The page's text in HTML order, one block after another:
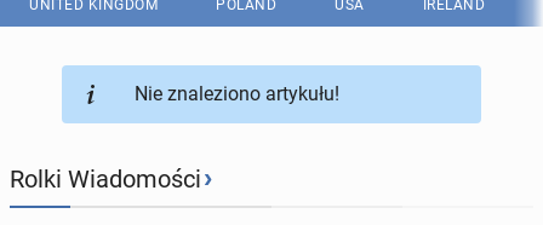
UNITED KINGDOM POLAND USA IRELAND
Nie znaleziono artykułu!
Rolki Wiadomości›